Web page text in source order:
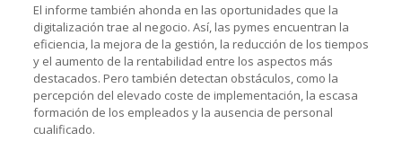
El informe también ahonda en las oportunidades que la
digitalización trae al negocio. Así, las pymes encuentran la
eficiencia, la mejora de la gestión, la reducción de los tiempos
y el aumento de la rentabilidad entre los aspectos más
destacados. Pero también detectan obstáculos, como la
percepción del elevado coste de implementación, la escasa
formación de los empleados y la ausencia de personal
cualificado.